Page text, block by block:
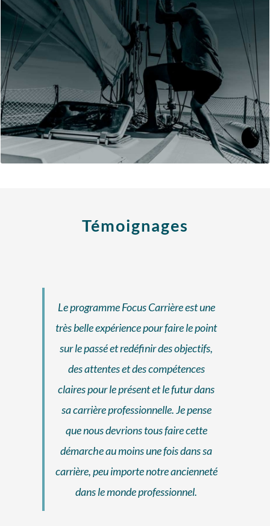
L’accompagnement individuel est organisé à la
demande des participants qui le souhaitent.
Les séances vise l’approfondissement de votre
réflexion en se focalisant sur vos projets d’évolution
et/ou transition professionnelle.
Témoignages
Le programme Focus Carrière est une
très belle expérience pour faire le point
sur le passé et redéfinir des objectifs,
des attentes et des compétences
claires pour le présent et le futur dans
sa carrière professionnelle. Je pense
que nous devrions tous faire cette
démarche au moins une fois dans sa
carrière, peu importe notre ancienneté
dans le monde professionnel.